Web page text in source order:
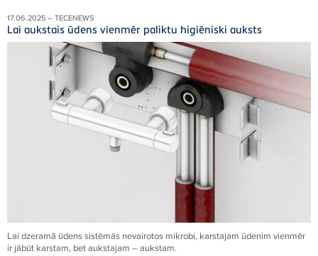
17.06.2025 – TECENEWS
Lai aukstais ūdens vienmēr paliktu higiēniski auksts
Lai dzeramā ūdens sistēmās nevairotos mikrobi, karstajam ūdenim vienmēr
ir jābūt karstam, bet aukstajam – aukstam.